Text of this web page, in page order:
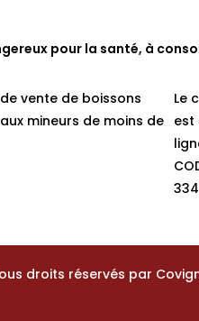
pour la santé, à
vente de boissons
mineurs de moins de
Le
est
droits réservés par